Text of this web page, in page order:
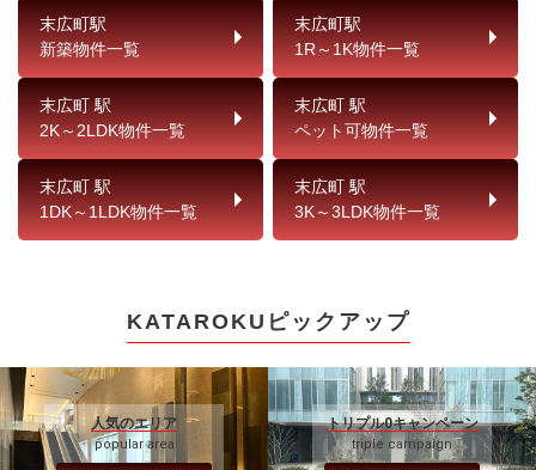
末広町駅
新築物件一覧
末広町駅
1R～1K物件一覧
末広町 駅
2K～2LDK物件一覧
末広町 駅
ペット可物件一覧
末広町 駅
1DK～1LDK物件一覧
末広町 駅
3K～3LDK物件一覧
KATAROKUピックアップ
人気のエリア
popular area
トリプル0キャンペーン
triple campaign